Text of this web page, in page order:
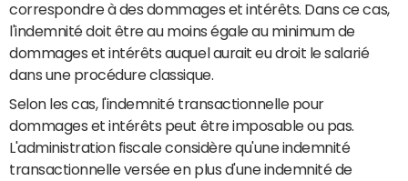
correspondre à des dommages et intérêts. Dans ce cas,
l'indemnité doit être au moins égale au minimum de
dommages et intérêts auquel aurait eu droit le salarié
dans une procédure classique.
Selon les cas, l'indemnité transactionnelle pour
dommages et intérêts peut être imposable ou pas.
L'administration fiscale considère qu'une indemnité
transactionnelle versée en plus d'une indemnité de